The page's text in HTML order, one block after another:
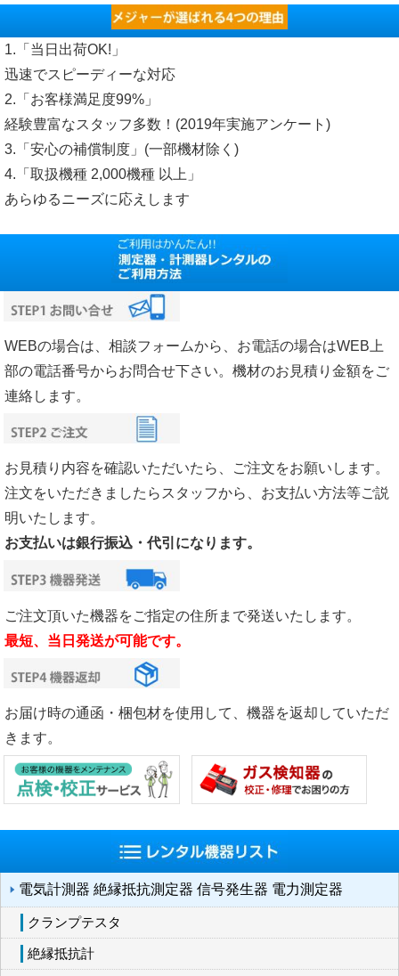
1.「当日出荷OK!」
迅速でスピーディーな対応
2.「お客様満足度99%」
経験豊富なスタッフ多数！(2019年実施アンケート)
3.「安心の補償制度」(一部機材除く)
4.「取扱機種 2,000機種 以上」
あらゆるニーズに応えします
WEBの場合は、相談フォームから、お電話の場合はWEB上
部の電話番号からお問合せ下さい。機材のお見積り金額をご
連絡します。
お見積り内容を確認いただいたら、ご注文をお願いします。
注文をいただきましたらスタッフから、お支払い方法等ご説
明いたします。
お支払いは銀行振込・代引になります。
ご注文頂いた機器をご指定の住所まで発送いたします。
最短、当日発送が可能です。
お届け時の通函・梱包材を使用して、機器を返却していただ
きます。
電気計測器 絶縁抵抗測定器 信号発生器 電力測定器
クランプテスタ
絶縁抵抗計